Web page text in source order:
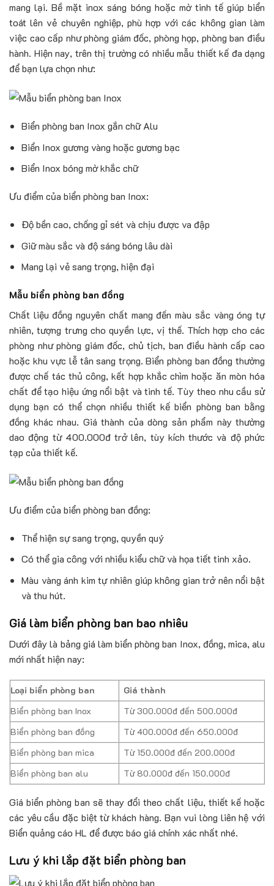
mang lại. Bề mặt inox sáng bóng hoặc mờ tinh tế giúp biển
toát lên vẻ chuyên nghiệp, phù hợp với các không gian làm
việc cao cấp như phòng giám đốc, phòng họp, phòng ban điều
hành. Hiện nay, trên thị trường có nhiều mẫu thiết kế đa dạng
để bạn lựa chọn như:
Biển phòng ban Inox gắn chữ Alu
Biển Inox gương vàng hoặc gương bạc
Biển Inox bóng mờ khắc chữ
Ưu điểm của biển phòng ban Inox:
Độ bền cao, chống gỉ sét và chịu được va đập
Giữ màu sắc và độ sáng bóng lâu dài
Mang lại vẻ sang trọng, hiện đại
Mẫu biển phòng ban đồng
Chất liệu đồng nguyên chất mang đến màu sắc vàng óng tự
nhiên, tượng trưng cho quyền lực, vị thế. Thích hợp cho các
phòng như phòng giám đốc, chủ tịch, ban điều hành cấp cao
hoặc khu vực lễ tân sang trọng. Biển phòng ban đồng thường
được chế tác thủ công, kết hợp khắc chìm hoặc ăn mòn hóa
chất để tạo hiệu ứng nổi bật và tinh tế. Tùy theo nhu cầu sử
dụng bạn có thể chọn nhiều thiết kế biển phòng ban bằng
đồng khác nhau. Giá thành của dòng sản phẩm này thường
dao động từ 400.000đ trở lên, tùy kích thước và độ phức
tạp của thiết kế.
Ưu điểm của biển phòng ban đồng:
Thể hiện sự sang trọng, quyền quý
Có thể gia công với nhiều kiểu chữ và họa tiết tinh xảo.
Màu vàng ánh kim tự nhiên giúp không gian trở nên nổi bật
và thu hút.
Giá làm biển phòng ban bao nhiêu
Dưới đây là bảng giá làm biển phòng ban Inox, đồng, mica, alu
mới nhất hiện nay:
Loại biển phòng ban
Giá thành
Biển phòng ban Inox
Từ 300.000đ đến 500.000đ
Biển phòng ban đồng
Từ 400.000đ đến 650.000đ
Biển phòng ban mica
Từ 150.000đ đến 200.000đ
Biển phòng ban alu
Từ 80.000đ đến 150.000đ
Giá biển phòng ban sẽ thay đổi theo chất liệu, thiết kế hoặc
các yêu cầu đặc biệt từ khách hàng. Bạn vui lòng liên hệ với
Biển quảng cáo HL để được báo giá chính xác nhất nhé.
Lưu ý khi lắp đặt biển phòng ban